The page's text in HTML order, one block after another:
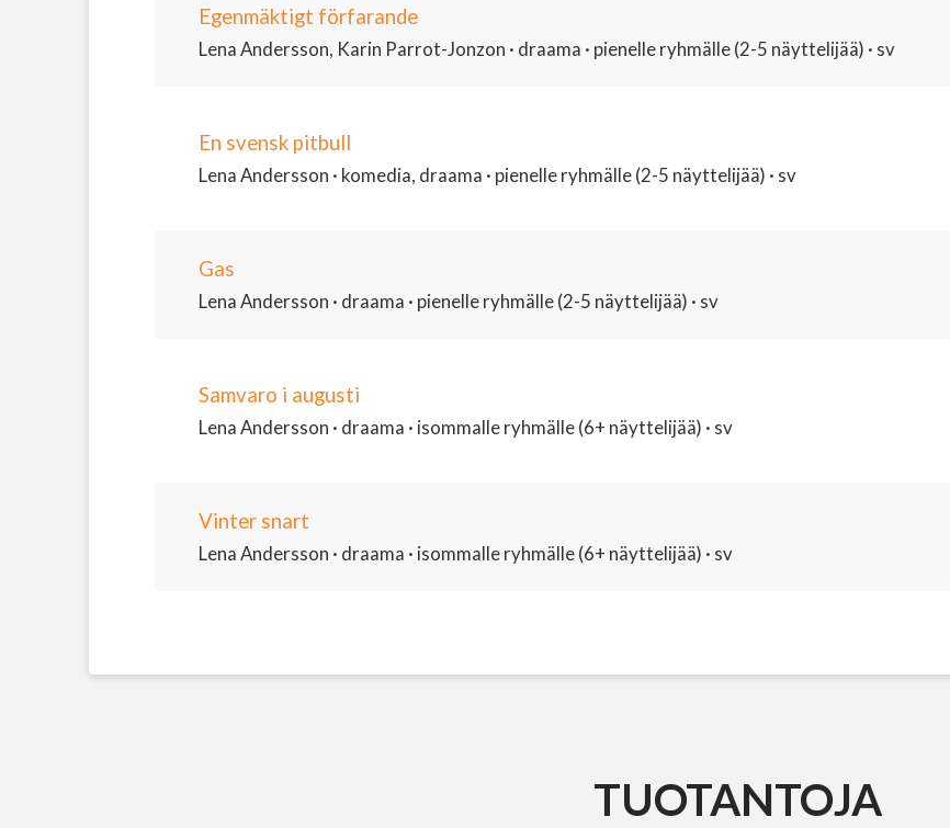
Egenmäktigt förfarande
Lena Andersson, Karin Parrot-Jonzon · draama · pienelle ryhmälle (2-5 näyttelijää) · sv
En svensk pitbull
Lena Andersson · komedia, draama · pienelle ryhmälle (2-5 näyttelijää) · sv
Gas
Lena Andersson · draama · pienelle ryhmälle (2-5 näyttelijää) · sv
Samvaro i augusti
Lena Andersson · draama · isommalle ryhmälle (6+ näyttelijää) · sv
Vinter snart
Lena Andersson · draama · isommalle ryhmälle (6+ näyttelijää) · sv
TUOTANTOJA